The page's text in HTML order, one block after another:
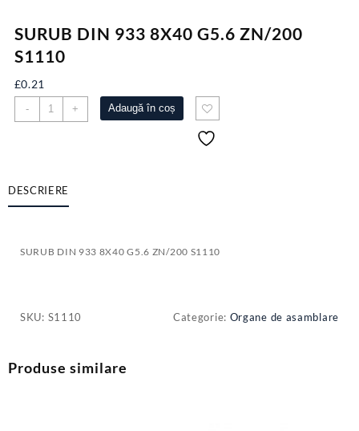
SURUB DIN 933 8X40 G5.6 ZN/200
S1110
£0.21
-
Cantitate
SURUB
G5.6
ZN/200
+ Adaugă în coș
DESCRIERE
SURUB DIN 933 8X40 G5.6 ZN/200 S1110
SKU: S1110 Categorie: Organe de asamblare
Produse similare